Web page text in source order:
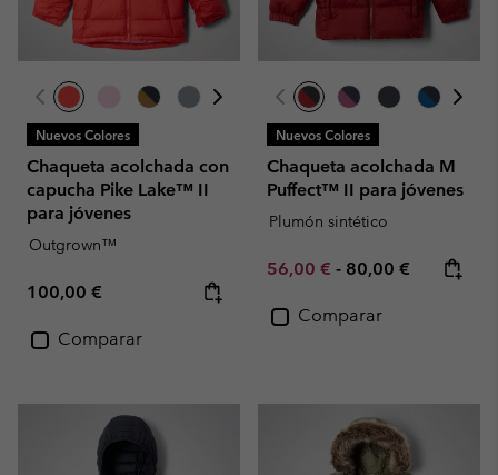
Nuevos Colores
Chaqueta acolchada con
capucha Pike Lake™ II
para jóvenes
Outgrown™
Regular price:
100,00 €
Comparar
Nuevos Colores
Chaqueta acolchada M
Puffect™ II para jóvenes
Plumón sintético
Minimum sale price:
56,00 € - Maximum price:
80,00 €
Comparar